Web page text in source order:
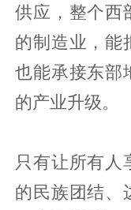
供应，整个西
的制造业，能
也能承接东部
的产业升级。
只有让所有人
的民族团结、